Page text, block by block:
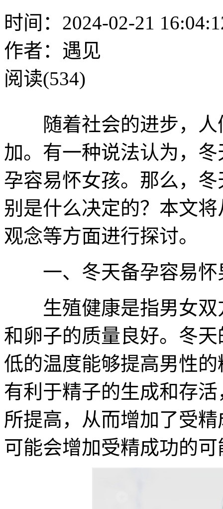
时间：2024-02-21
作者：遇见
阅读(534)
随着社会的进步，人
加。有一种说法认为，
孕容易怀女孩。那么，
别是什么决定的？本文
观念等方面进行探讨。
一、冬天备孕容易怀
生殖健康是指男女双
和卵子的质量良好。冬
低的温度能够提高男性
有利于精子的生成和存
所提高，从而增加了受
可能会增加受精成功的